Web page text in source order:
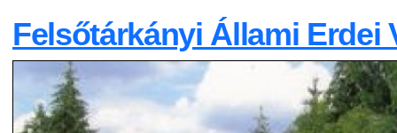
Felsőtárkányi Állami Erdei